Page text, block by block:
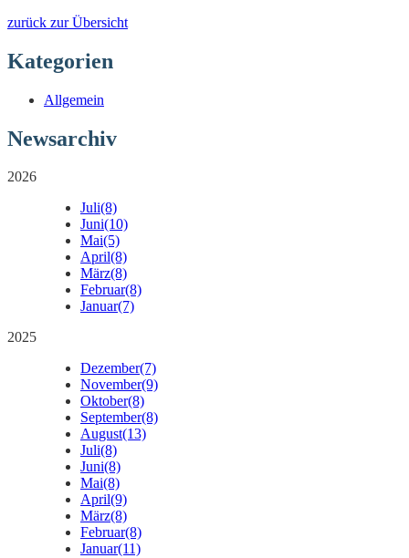
zurück zur Übersicht
Kategorien
Allgemein
Newsarchiv
2026
Juli(8)
Juni(10)
Mai(5)
April(8)
März(8)
Februar(8)
Januar(7)
2025
Dezember(7)
November(9)
Oktober(8)
September(8)
August(13)
Juli(8)
Juni(8)
Mai(8)
April(9)
März(8)
Februar(8)
Januar(11)